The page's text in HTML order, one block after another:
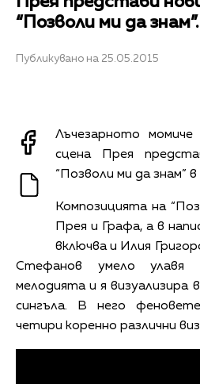
“Позволи ми да знам”.
Публикувано на 25.05.2015
Лъчезарното
сцена Прея
“Позволи ми да знам”
Композицията на
Прея и Графа, а в
включва и Илия
Стефанов умело улавя
мелодията и я визуализира
сингъла. В него
четири коренно различни